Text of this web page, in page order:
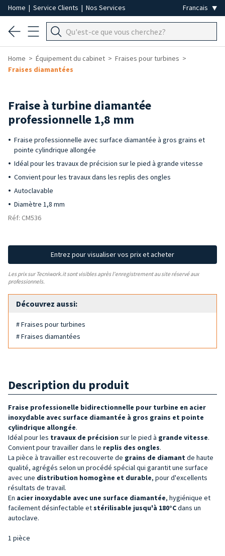
Home | Service Clients | Nos Services
Home Équipement du cabinet
Fraises pour turbines
Fraises diamantées
Fraise à turbine diamantée
professionnelle 1,8 mm
Fraise professionnelle avec surface diamantée à gros grains et
pointe cylindrique allongée
Idéal pour les travaux de précision sur le pied à grande vitesse
Convient pour les travaux dans les replis des ongles
Autoclavable
Diamètre 1,8 mm
Réf: CM536
Entrez pour visualiser vos prix et acheter
Les prix sur Tecniwork.it sont visibles après l'enregistrement au site réservé aux
professionnels.
Découvrez aussi:
# Fraises pour turbines
# Fraises diamantées
Description du produit
Fraise professionelle bidirectionnelle pour turbine en acier
inoxydable avec surface diamantée à gros grains et pointe
cylindrique allongée.
Idéal pour les travaux de précision sur le pied à grande vitesse.
Convient pour travailler dans le replis des ongles.
La pièce à travailler est recouverte de grains de diamant de haute
qualité, agrégés selon un procédé spécial qui garantit une surface
avec une distribution homogène et durable, pour d'excellents
résultats de travail.
En acier inoxydable avec une surface diamantée, hygiénique et
facilement désinfectable etstérilisable jusqu'à 180°Cdans un
autoclave.
1 pièce